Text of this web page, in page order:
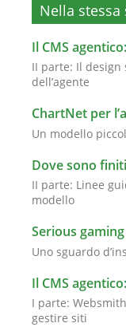
Nella stessa
Il CMS
II parte: Il design
dell’agente
ChartNet per
Un modello
Dove sono
II parte: Linee
modello
Serious gaming
Uno sguardo
Il CMS
I parte:
gestire siti